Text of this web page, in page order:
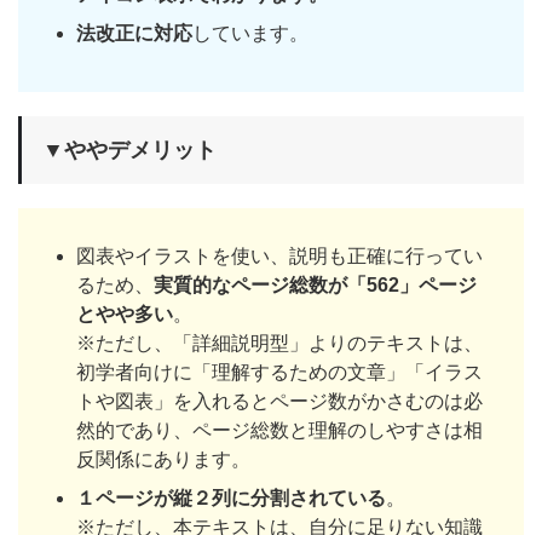
法改正に対応しています。
▼ややデメリット
図表やイラストを使い、説明も正確に行ってい
るため、 実質的なページ総数が「562」ページ
とやや多い。
※ただし、「詳細説明型」よりのテキストは、
初学者向けに「理解するための文章」「イラス
トや図表」を入れるとページ数がかさむのは必
然的であり、ページ総数と理解のしやすさは相
反関係にあります。
１ページが縦２列に分割されている。
※ただし、本テキストは、自分に足りない知識